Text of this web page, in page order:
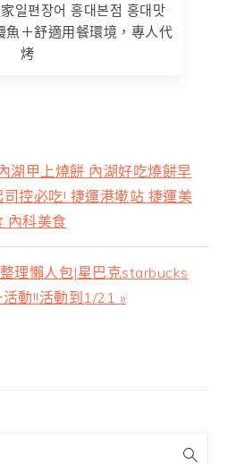
일편장어 홍대본점 홍대맛
魚＋舒適用餐環境，專人代
烤
湖甲上燒餅 內湖好吃燒餅早
控必吃! 捷運港墘站 捷運美
內科美食
理懶人包|星巴克starbucks
動!!活動到1/21 »